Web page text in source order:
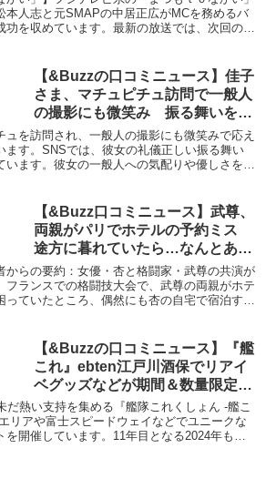
知
本人志と元SMAPの中居正広がMCを務めるバ
功を収めています。最新の放送では、次回のゲ
【&Buzzの口コミニュース】佳子
さま、マチュピチュ訪問で一般人
の撮影にも微笑み 振る舞いを絶
賛する声｜ニフティニュース
ュを訪問され、一般人の撮影にも微笑みで応え
ます。SNSでは、彼女の礼儀正しい振る舞い
ます。彼女の一般人への気配りや優しさを感
【&Buzz口コミニュース】武尊、
両親がパリでホテルの予約ミス
途方に暮れていたら…なんとあの
超人気女優が「うち来る？」（ス
ポニチ） | 毎日新聞
からの要約：女優・杏と格闘家・武尊の共演が
フランスでの格闘技大会で、武尊の両親がホテ
っていたところ、偶然にも杏の自宅で宿泊する
【&Buzzの口コミニュース】『艦
これ』ebten江戸川酒保でリアイ
ベグッズなどが期間＆数量限定で
本日（10/26）18時から特別受注
販売開始！ ファミ通No.1821には
10P特集も | ゲーム・エンタメ最
だ熱い支持を集める『艦隊これくしょん -艦こ
リアや富士スピードウェイなどでユニークな
を開催しています。11年目となる2024年もさ